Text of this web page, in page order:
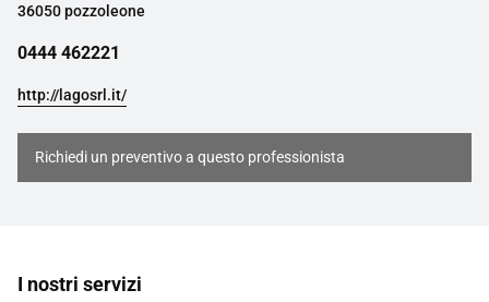
36050 pozzoleone
0444 462221
http://lagosrl.it/
Richiedi un preventivo a questo professionista
I nostri servizi